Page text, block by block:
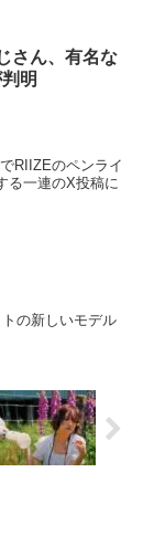
さん、有名な
明
RIIZEのペンライ
る一連のX投稿に
の新しいモデル